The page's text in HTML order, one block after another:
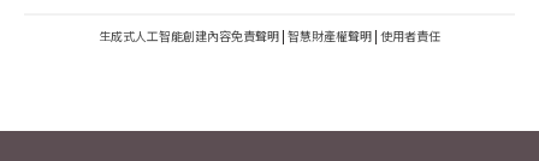
生成式人工智能創建內容免責聲明 | 智慧財產權聲明 | 使用者責任